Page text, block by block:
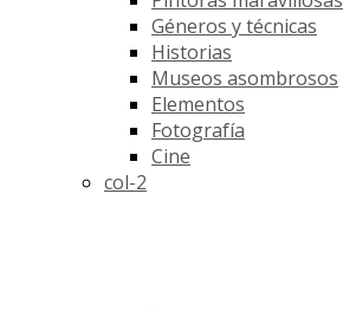
Géneros y técnicas
Historias
Museos asombrosos
Elementos
Fotografía
Cine
col-2